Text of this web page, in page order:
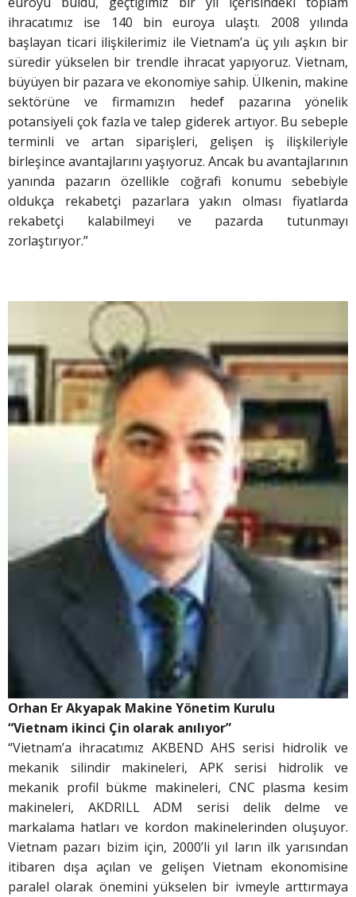
ihracatımız ise 140 bin euroya ulaştı. 2008 yılında
başlayan ticari ilişkilerimiz ile Vietnam’a üç yılı aşkın bir
süredir yükselen bir trendle ihracat yapıyoruz. Vietnam,
büyüyen bir pazara ve ekonomiye sahip. Ülkenin, makine
sektörüne ve firmamızın hedef pazarına yönelik
potansiyeli çok fazla ve talep giderek artıyor. Bu sebeple
terminli ve artan siparişleri, gelişen iş ilişkileriyle
birleşince avantajlarını yaşıyoruz. Ancak bu avantajlarının
yanında pazarın özellikle coğrafi konumu sebebiyle
oldukça rekabetçi pazarlara yakın olması fiyatlarda
rekabetçi kalabilmeyi ve pazarda tutunmayı
zorlaştırıyor.”
Orhan ErAkyapak Makine Yönetim Kurulu
“Vietnam ikinci Çin olarak anılıyor”
“Vietnam’a ihracatımız AKBEND AHS serisi hidrolik ve
mekanik silindir makineleri, APK serisi hidrolik ve
mekanik profil bükme makineleri, CNC plasma kesim
makineleri, AKDRILL ADM serisi delik delme ve
markalama hatları ve kordon makinelerinden oluşuyor.
Vietnam pazarı bizim için, 2000’li yıl ların ilk yarısından
itibaren dışa açılan ve gelişen Vietnam ekonomisine
paralel olarak önemini yükselen bir ivmeyle arttırmaya